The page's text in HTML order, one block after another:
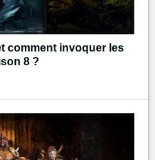
comment invoquer les
8 ?